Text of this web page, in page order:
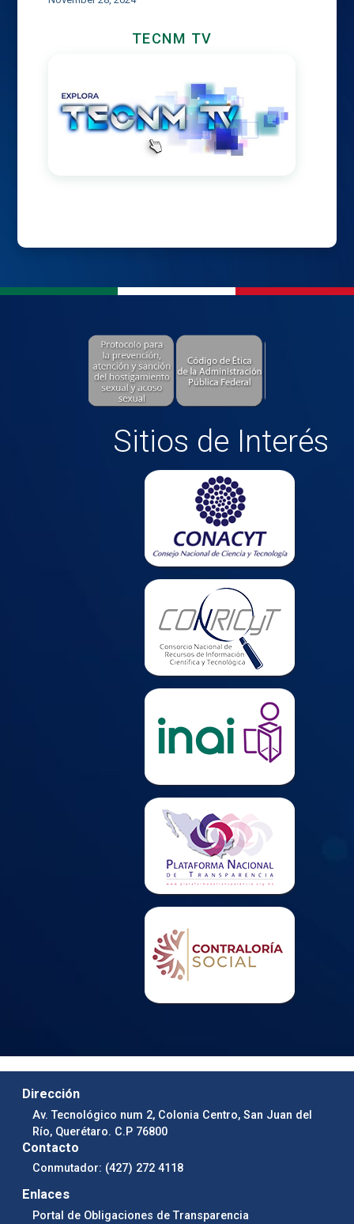
TECNM TV
Sitios de Interés
Dirección
Av. Tecnológico num 2, Colonia Centro, San Juan del
Río, Querétaro. C.P 76800
Contacto
Conmutador: (427) 272 4118
Enlaces
Portal de Obligaciones de Transparencia